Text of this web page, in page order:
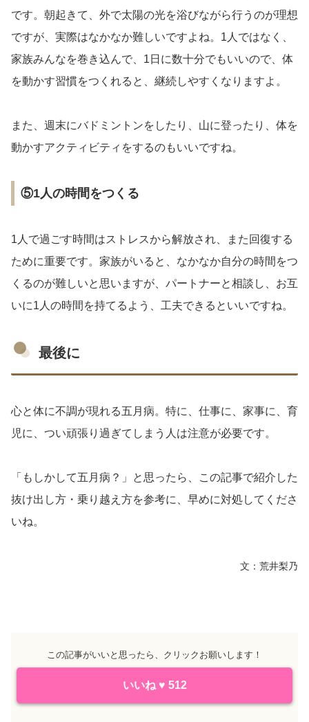
です。朝起きて、外で太陽の光を浴びながら行うのが理想
ですが、実際はなかなか難しいですよね。1人ではなく、
家族みんなを巻き込んで、1日に数十分でもいいので、体
を動かす習慣をつくれると、継続しやすくなりますよ。
また、週末にバドミントンをしたり、山に登ったり、体を
動かすアクティビティをするのもいいですね。
⑤1人の時間をつくる
1人で過ごす時間はストレスから解放され、また回復する
ために重要です。家族がいると、なかなか自分の時間をつ
くるのが難しいと思いますが、パートナーと相談し、お互
いに1人の時間を持てるよう、工夫できるといいですね。
最後に
心と体に不調が現れる五月病。特に、仕事に、家事に、育
児に、つい頑張り過ぎてしまう人は注意が必要です。
「もしかして五月病？」と思ったら、この記事で紹介した
抜け出し方・乗り越え方を参考に、早めに対処してくださ
いね。
文：荒井梨乃
この記事がいいと思ったら、クリックお願いします！
いいね ♥ 512